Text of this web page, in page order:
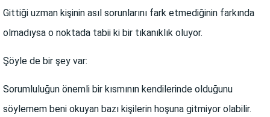
Gittiği uzman kişinin asıl sorunlarını fark etmediğinin farkında
olmadıysa o noktada tabii ki bir tıkanıklık oluyor.
Şöyle de bir şey var:
Sorumluluğun önemli bir kısmının kendilerinde olduğunu
söylemem beni okuyan bazı kişilerin hoşuna gitmiyor olabilir.